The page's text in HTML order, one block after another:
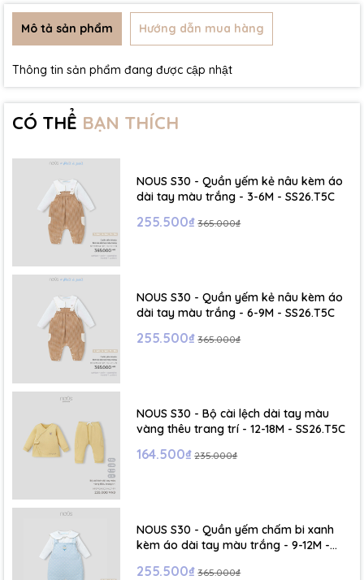
Mô tả sản phẩm Hướng dẫn mua hàng
Thông tin sản phẩm đang được cập nhật
CÓ THỂ BẠN THÍCH
NOUS S30 - Quần yếm kẻ nâu kèm áo
dài tay màu trắng - 3-6M - SS26.T5C
255.500₫ 365.000₫
NOUS S30 - Quần yếm kẻ nâu kèm áo
dài tay màu trắng - 6-9M - SS26.T5C
255.500₫ 365.000₫
NOUS S30 - Bộ cài lệch dài tay màu
vàng thêu trang trí - 12-18M - SS26.T5C
164.500₫ 235.000₫
NOUS S30 - Quần yếm chấm bi xanh
kèm áo dài tay màu trắng - 9-12M -
255.500₫ 365.000₫